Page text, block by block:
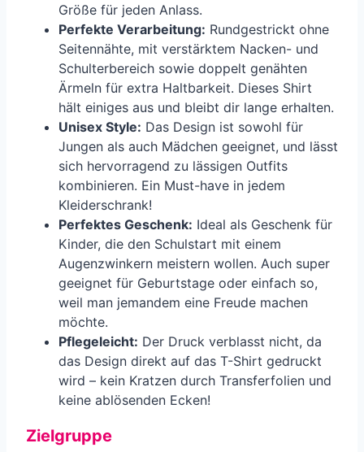
Größe für jeden Anlass.
Perfekte Verarbeitung: Rundgestrickt ohne
Seitennähte, mit verstärktem Nacken- und
Schulterbereich sowie doppelt genähten
Ärmeln für extra Haltbarkeit. Dieses Shirt
hält einiges aus und bleibt dir lange erhalten.
Unisex Style: Das Design ist sowohl für
Jungen als auch Mädchen geeignet, und lässt
sich hervorragend zu lässigen Outfits
kombinieren. Ein Must-have in jedem
Kleiderschrank!
Perfektes Geschenk: Ideal als Geschenk für
Kinder, die den Schulstart mit einem
Augenzwinkern meistern wollen. Auch super
geeignet für Geburtstage oder einfach so,
weil man jemandem eine Freude machen
möchte.
Pflegeleicht: Der Druck verblasst nicht, da
das Design direkt auf das T-Shirt gedruckt
wird – kein Kratzen durch Transferfolien und
keine ablösenden Ecken!
Zielgruppe